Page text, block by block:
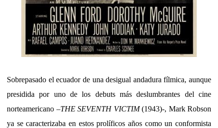
Sobrepasado el ecuador de una desigual andadura fílmica, aunque
presidida por uno de los debuts más deslumbrantes del cine
norteamericano –THE SEVENTH VICTIM(1943)-, Mark Robson
ya se caracterizaba en estos prolíficos años como un conformista